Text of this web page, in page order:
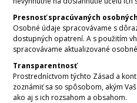
Presnosť spracúvaných
Osobné údaje spracovávame s
dostupných opatrení. A s použitím
spracovávame aktualizované
Transparentnosť
Prostredníctvom týchto Zásad a
zoznámiť sa so spôsobom, akým
ako aj s ich rozsahom a obsahom.